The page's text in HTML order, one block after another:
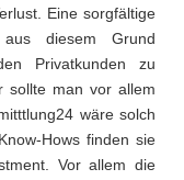
Eine sorgfältige
diesem Grund
Privatkunden zu
sollte man vor allem
wäre solch
Hows finden sie
Vor allem die